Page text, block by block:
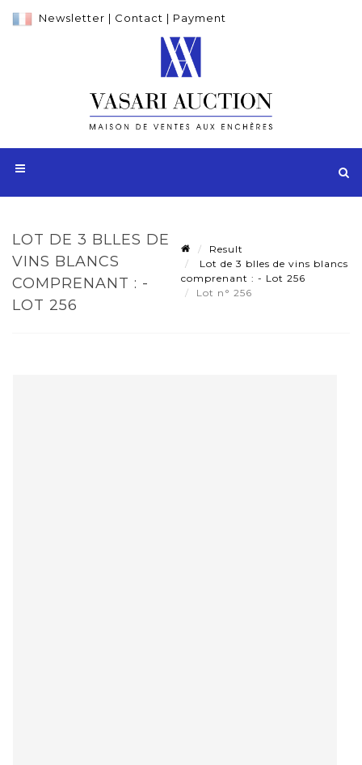
Newsletter | Contact | Payment
LOT DE 3 BLLES DE
VINS BLANCS
COMPRENANT : -
LOT 256
Result
Lot de 3 blles de vins blancs
comprenant : - Lot 256
Lot n° 256